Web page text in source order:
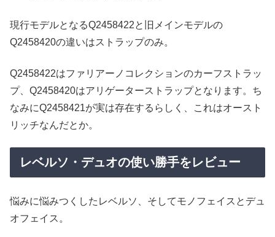
現行モデルとなるQ2458422と旧メインモデルの
Q2458420の違いはストラップのみ。
Q2458422はファリアーノコレクションのカーフストラッ
プ、Q2458420はアリゲーターストラップとなります。ち
なみにQ2458421が実は存在するらしく、これはオースト
リッチなんだとか。
レベルソ・デュオの使い勝手をレビュー
悩みに悩みつくしたレベルソ、そしてモノフェイスとデュ
オフェイス。